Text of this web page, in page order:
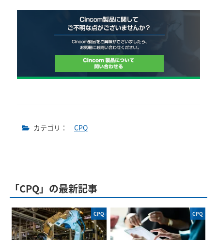
カテゴリ： CPQ
「CPQ」の最新記事
CPQ CPQ